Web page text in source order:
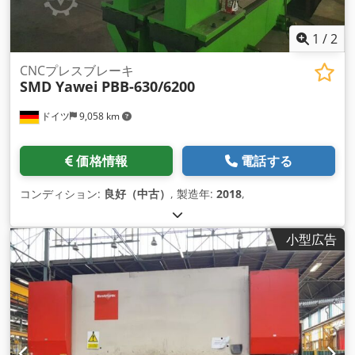
1 /2
ドイツ 9,058 km
CNCプレスブレーキ
SMD Yawei PBB-630/6200
価格情報 電話する
コンディション: 良好（中古） , 製造年: 2018,
小型広告